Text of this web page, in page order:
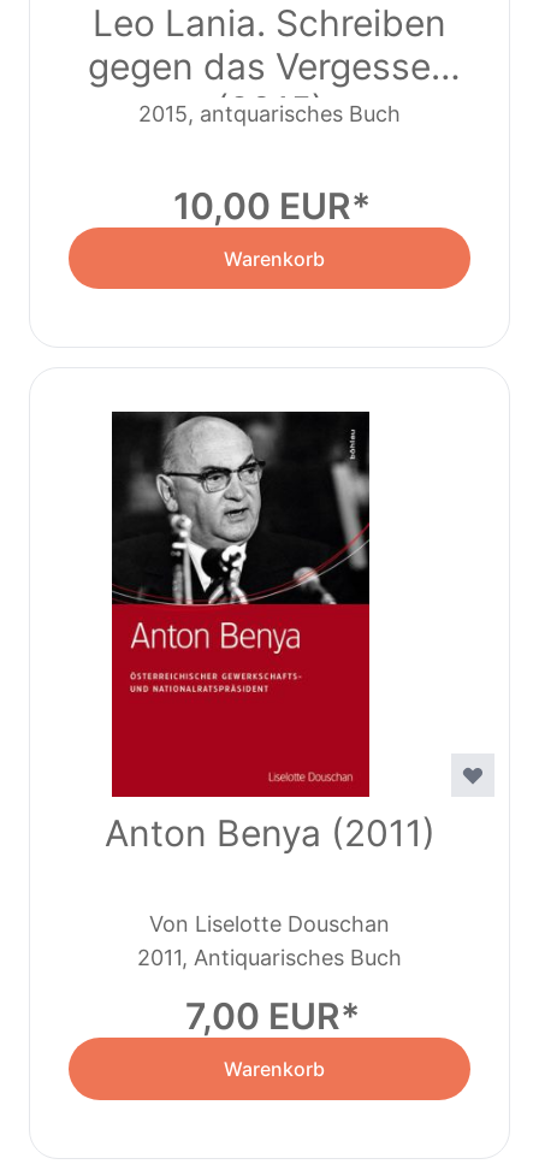
Leo Lania. Schreiben
gegen das Vergessen
(2015)
2015, antquarisches Buch
10,00 EUR
Warenkorb
Anton Benya (2011)
Von Liselotte Douschan
2011, Antiquarisches Buch
7,00 EUR
Warenkorb